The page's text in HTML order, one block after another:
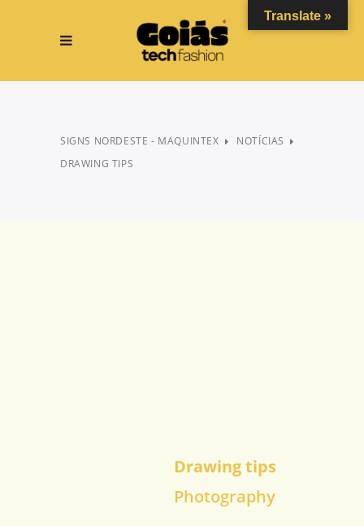
SIGNS NORDESTE - MAQUINTEX
NOTÍCIAS
DRAWING TIPS
Drawing tips
Photography
Translate »